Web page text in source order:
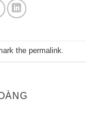
the permalink.